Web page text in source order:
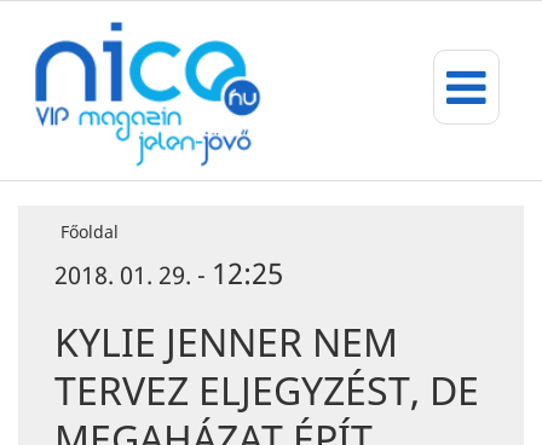
Főoldal
2018. 01. 29. - 12:25
KYLIE JENNER NEM
TERVEZ ELJEGYZÉST, DE